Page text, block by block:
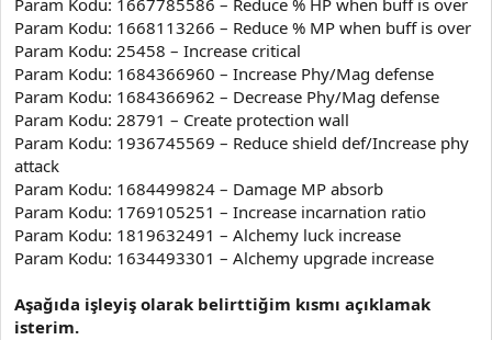
Param Kodu: 1668113266 – Reduce % MP when buff is over
Param Kodu: 25458 – Increase critical
Param Kodu: 1684366960 – Increase Phy/Mag defense
Param Kodu: 1684366962 – Decrease Phy/Mag defense
Param Kodu: 28791 – Create protection wall
Param Kodu: 1936745569 – Reduce shield def/Increase phy
attack
Param Kodu: 1684499824 – Damage MP absorb
Param Kodu: 1769105251 – Increase incarnation ratio
Param Kodu: 1819632491 – Alchemy luck increase
Param Kodu: 1634493301 – Alchemy upgrade increase
Aşağıda işleyiş olarak belirttiğim kısmı açıklamak
isterim.